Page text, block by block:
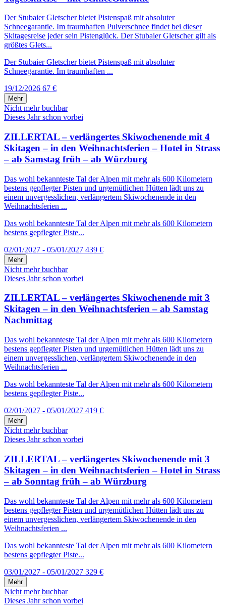
Der Stubaier Gletscher bietet Pistenspaß mit absoluter
Schneegarantie. Im traumhaften Pulverschnee findet bei dieser
Skitagesreise jeder sein Pistenglück. Der Stubaier Gletscher gilt als
größtes Glets...
Der Stubaier Gletscher bietet Pistenspaß mit absoluter
Schneegarantie. Im traumhaften ...
19/12/2026 67 €
Mehr
Nicht mehr buchbar
Dieses Jahr schon vorbei
ZILLERTAL – verlängertes Skiwochenende mit 4
Skitagen – in den Weihnachtsferien – Hotel in Strass
– ab Samstag früh – ab Würzburg
Das wohl bekannteste Tal der Alpen mit mehr als 600 Kilometern
bestens gepflegter Pisten und urgemütlichen Hütten lädt uns zu
einem unvergesslichen, verlängertem Skiwochenende in den
Weihnachtsferien ...
Das wohl bekannteste Tal der Alpen mit mehr als 600 Kilometern
bestens gepflegter Piste...
02/01/2027 - 05/01/2027 439 €
Mehr
Nicht mehr buchbar
Dieses Jahr schon vorbei
ZILLERTAL – verlängertes Skiwochenende mit 3
Skitagen – in den Weihnachtsferien – ab Samstag
Nachmittag
Das wohl bekannteste Tal der Alpen mit mehr als 600 Kilometern
bestens gepflegter Pisten und urgemütlichen Hütten lädt uns zu
einem unvergesslichen, verlängertem Skiwochenende in den
Weihnachtsferien ...
Das wohl bekannteste Tal der Alpen mit mehr als 600 Kilometern
bestens gepflegter Piste...
02/01/2027 - 05/01/2027 419 €
Mehr
Nicht mehr buchbar
Dieses Jahr schon vorbei
ZILLERTAL – verlängertes Skiwochenende mit 3
Skitagen – in den Weihnachtsferien – Hotel in Strass
– ab Sonntag früh – ab Würzburg
Das wohl bekannteste Tal der Alpen mit mehr als 600 Kilometern
bestens gepflegter Pisten und urgemütlichen Hütten lädt uns zu
einem unvergesslichen, verlängertem Skiwochenende in den
Weihnachtsferien ...
Das wohl bekannteste Tal der Alpen mit mehr als 600 Kilometern
bestens gepflegter Piste...
03/01/2027 - 05/01/2027 329 €
Mehr
Nicht mehr buchbar
Dieses Jahr schon vorbei